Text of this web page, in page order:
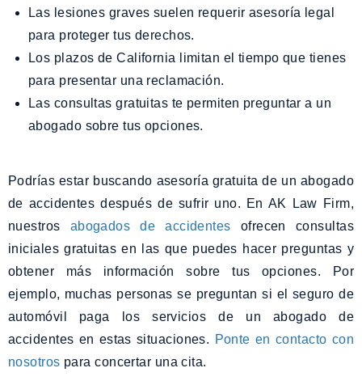
Las lesiones graves suelen requerir asesoría legal
para proteger tus derechos.
Los plazos de California limitan el tiempo que tienes
para presentar una reclamación.
Las consultas gratuitas te permiten preguntar a un
abogado sobre tus opciones.
Podrías estar buscando asesoría gratuita de un abogado
de accidentes después de sufrir uno. En AK Law Firm,
nuestros abogados de accidentes ofrecen consultas
iniciales gratuitas en las que puedes hacer preguntas y
obtener más información sobre tus opciones. Por
ejemplo, muchas personas se preguntan si el seguro de
automóvil paga los servicios de un abogado de
accidentes en estas situaciones. Ponte en contacto con
nosotros para concertar una cita.